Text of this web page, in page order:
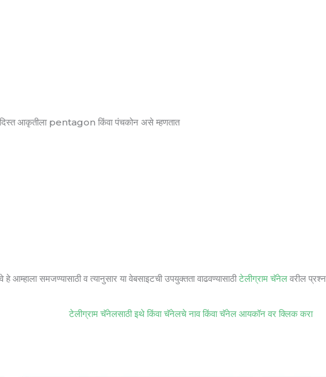
आकृतीला pentagon किंवा पंचकोन असे म्हणतात
हे आम्हाला समजण्यासाठी व त्यानुसार या वेबसाइटची उपयुक्तता वाढवण्यासाठीटेलीग्राम चॅनेल वरील
टेलीग्राम चॅनेलसाठी इथे किंवा चॅनेलचे नाव किंवा चॅनेल आयकॉन वर क्लिक करा